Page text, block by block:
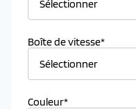
Boîte de vitesse*
Couleur*